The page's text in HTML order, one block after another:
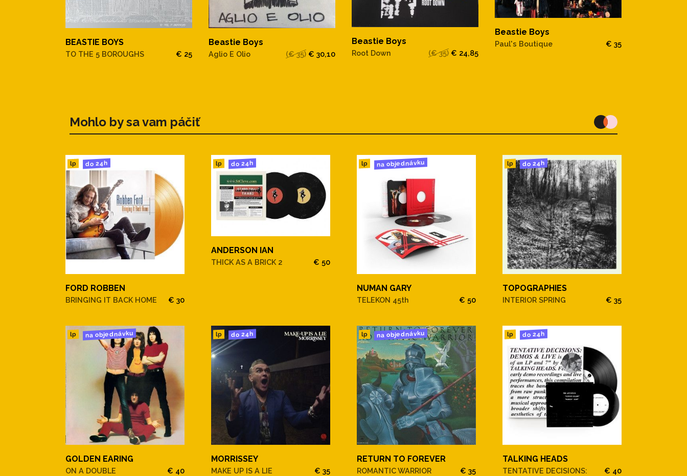
BEASTIE BOYS
TO THE 5 BOROUGHS € 25
Beastie Boys
Aglio E Olio (€ 35) € 30,10
Beastie Boys
Root Down (€ 35) € 24,85
Beastie Boys
Paul's Boutique € 35
Mohlo by sa vam páčiť
lp do 24h
FORD ROBBEN
BRINGING IT BACK HOME € 30
lp do 24h
ANDERSON IAN
THICK AS A BRICK 2 € 50
lp na objednávku
NUMAN GARY
TELEKON 45th € 50
lp do 24h
TOPOGRAPHIES
INTERIOR SPRING € 35
lp na objednávku
GOLDEN EARING
ON A DOUBLE € 40
lp do 24h
MORRISSEY
MAKE UP IS A LIE € 35
lp na objednávku
RETURN TO FOREVER
ROMANTIC WARRIOR € 35
lp do 24h
TALKING HEADS
TENTATIVE DECISIONS:
€ 40